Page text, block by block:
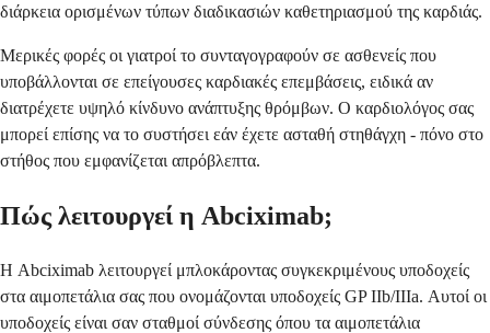
διάρκεια ορισμένων τύπων διαδικασιών καθετηριασμού της καρδιάς.
Μερικές φορές οι γιατροί το συνταγογραφούν σε ασθενείς που
υποβάλλονται σε επείγουσες καρδιακές επεμβάσεις, ειδικά αν
διατρέχετε υψηλό κίνδυνο ανάπτυξης θρόμβων. Ο καρδιολόγος σας
μπορεί επίσης να το συστήσει εάν έχετε ασταθή στηθάγχη - πόνο στο
στήθος που εμφανίζεται απρόβλεπτα.
Πώς λειτουργεί η Abciximab;
Η Abciximab λειτουργεί μπλοκάροντας συγκεκριμένους υποδοχείς
στα αιμοπετάλια σας που ονομάζονται υποδοχείς GP IIb/IIIa. Αυτοί οι
υποδοχείς είναι σαν σταθμοί σύνδεσης όπου τα αιμοπετάλια